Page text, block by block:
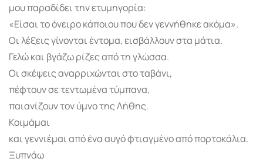
μου παραδίδει την ετυμηγορία:
«Είσαι το όνειρο κάποιου που δεν γεννήθηκε ακόμα».
Οι λέξεις γίνονται έντομα, εισβάλλουν στα μάτια.
Γελώ και βγάζω ρίζες από τη γλώσσα.
Οι σκέψεις αναρριχώνται στο ταβάνι,
πέφτουν σε τεντωμένα τύμπανα,
παιανίζουν τον ύμνο της Λήθης.
Κοιμάμαι
και γεννιέμαι από ένα αυγό φτιαγμένο από πορτοκάλια.
Ξυπνάω